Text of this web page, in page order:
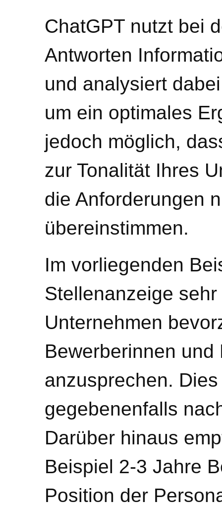
ChatGPT nutzt bei
Antworten
und analysiert
um ein optimales
jedoch möglich,
zur Tonalität Ihres
die Anforderungen
übereinstimmen.
Im vorliegenden
Stellenanzeige
Unternehmen
Bewerberinnen
anzusprechen.
gegebenenfalls
Darüber hinaus
Beispiel 2-3 Jahre
Position der